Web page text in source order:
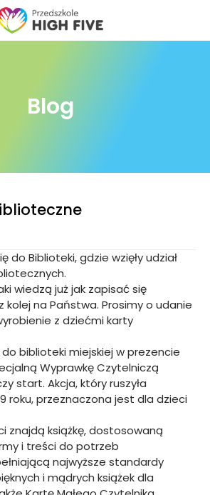
Blog
do Biblioteki, gdzie wzięły udział
wiedzą już jak zapisać się
kolej na Państwa. Prosimy o udanie
z dziećmi karty
biblioteki miejskiej w prezencie
Wyprawkę Czytelniczą
start. Akcja, który ruszyła
roku, przeznaczona jest dla dzieci
znajdą książkę, dostosowaną
i treści do potrzeb
najwyższe standardy
i mądrych książek dla